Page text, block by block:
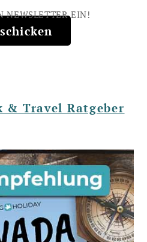
NEWSLETTER EIN!
Travel Ratgeber